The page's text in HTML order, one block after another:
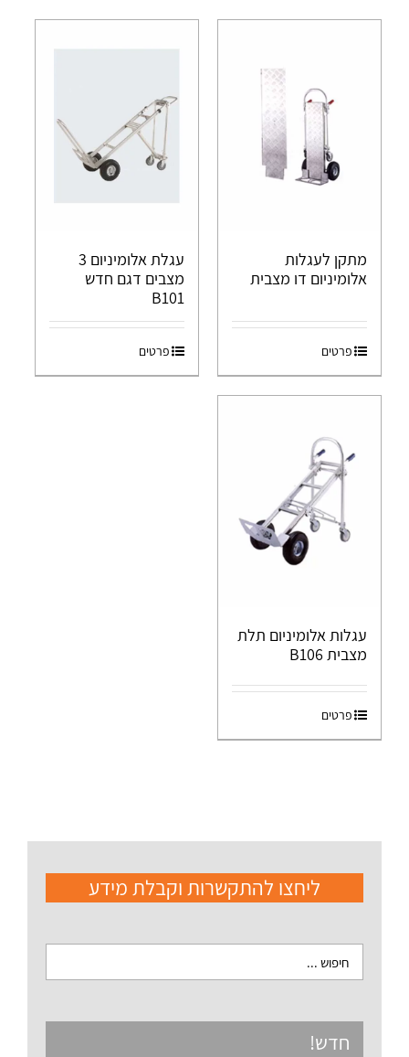
מתקן לעגלות
אלומיניום דו מצבית
פרטים
עגלת אלומיניום 3
מצבים דגם חדש
B101
פרטים
עגלות אלומיניום תלת
מצבית B106
פרטים
ליחצו להתקשרות וקבלת מידע
חדש!